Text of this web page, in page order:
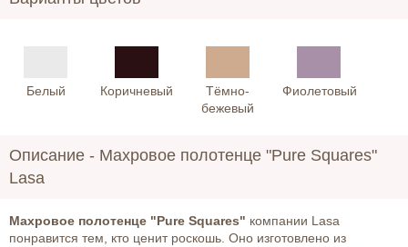
Белый Коричневый
Тёмно-
бежевый
Фиолетовый
Описание - Махровое полотенце "Pure Squares"
Lasa
Махровое полотенце "Pure Squares" компании Lasa
понравится тем, кто ценит роскошь. Оно изготовлено из